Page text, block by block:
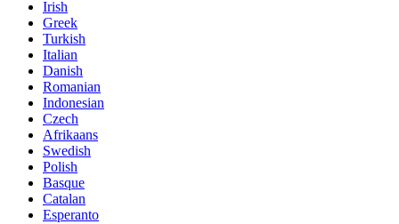
Irish
Greek
Turkish
Italian
Danish
Romanian
Indonesian
Czech
Afrikaans
Swedish
Polish
Basque
Catalan
Esperanto